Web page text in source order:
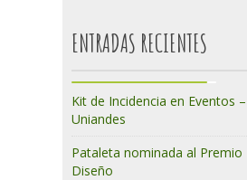
ENTRADAS RECIENTES
Kit de Incidencia en Eventos
Uniandes
Pataleta nominada al Premio
Diseño